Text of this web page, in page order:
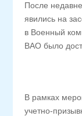
После
явились на
в Военный
ВАО было
В рамках
учетно-